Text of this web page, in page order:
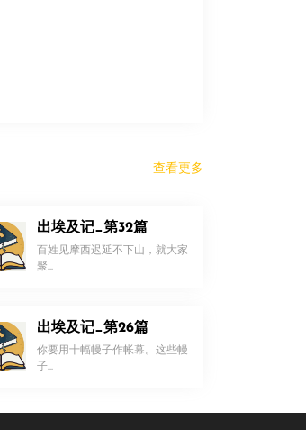
查看更多
出埃及记_第32篇
百姓见摩西迟延不下山，就大家
聚...
出埃及记_第26篇
你要用十幅幔子作帐幕。这些幔
子...